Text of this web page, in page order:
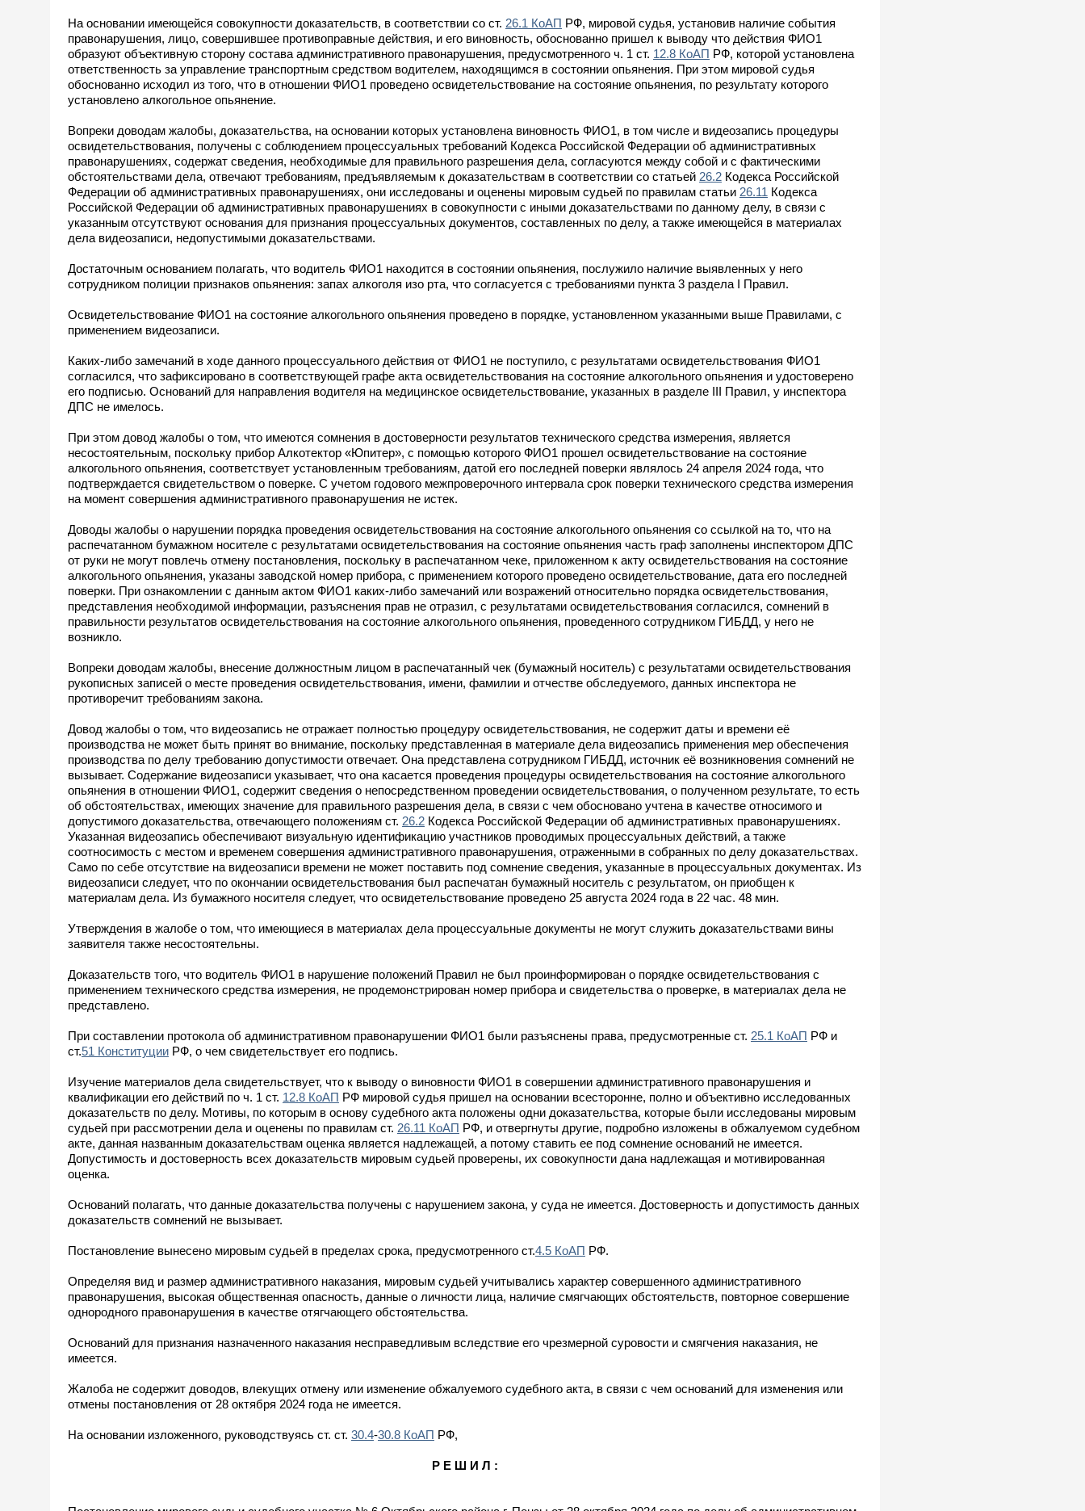
На основании имеющейся совокупности доказательств, в соответствии со ст. 26.1 КоАП РФ, мировой судья, установив наличие события
правонарушения, лицо, совершившее противоправные действия, и его виновность, обоснованно пришел к выводу что действия ФИО1
образуют объективную сторону состава административного правонарушения, предусмотренного ч. 1 ст. 12.8 КоАП РФ, которой установлена
ответственность за управление транспортным средством водителем, находящимся в состоянии опьянения. При этом мировой судья
обоснованно исходил из того, что в отношении ФИО1 проведено освидетельствование на состояние опьянения, по результату которого
установлено алкогольное опьянение.
Вопреки доводам жалобы, доказательства, на основании которых установлена виновность ФИО1, в том числе и видеозапись процедуры
освидетельствования, получены с соблюдением процессуальных требований Кодекса Российской Федерации об административных
правонарушениях, содержат сведения, необходимые для правильного разрешения дела, согласуются между собой и с фактическими
обстоятельствами дела, отвечают требованиям, предъявляемым к доказательствам в соответствии со статьей 26.2 Кодекса Российской
Федерации об административных правонарушениях, они исследованы и оценены мировым судьей по правилам статьи 26.11 Кодекса
Российской Федерации об административных правонарушениях в совокупности с иными доказательствами по данному делу, в связи с
указанным отсутствуют основания для признания процессуальных документов, составленных по делу, а также имеющейся в материалах
дела видеозаписи, недопустимыми доказательствами.
Достаточным основанием полагать, что водитель ФИО1 находится в состоянии опьянения, послужило наличие выявленных у него
сотрудником полиции признаков опьянения: запах алкоголя изо рта, что согласуется с требованиями пункта 3 раздела I Правил.
Освидетельствование ФИО1 на состояние алкогольного опьянения проведено в порядке, установленном указанными выше Правилами, с
применением видеозаписи.
Каких-либо замечаний в ходе данного процессуального действия от ФИО1 не поступило, с результатами освидетельствования ФИО1
согласился, что зафиксировано в соответствующей графе акта освидетельствования на состояние алкогольного опьянения и удостоверено
его подписью. Оснований для направления водителя на медицинское освидетельствование, указанных в разделе III Правил, у инспектора
ДПС не имелось.
При этом довод жалобы о том, что имеются сомнения в достоверности результатов технического средства измерения, является
несостоятельным, поскольку прибор Алкотектор «Юпитер», с помощью которого ФИО1 прошел освидетельствование на состояние
алкогольного опьянения, соответствует установленным требованиям, датой его последней поверки являлось 24 апреля 2024 года, что
подтверждается свидетельством о поверке. С учетом годового межпроверочного интервала срок поверки технического средства измерения
на момент совершения административного правонарушения не истек.
Доводы жалобы о нарушении порядка проведения освидетельствования на состояние алкогольного опьянения со ссылкой на то, что на
распечатанном бумажном носителе с результатами освидетельствования на состояние опьянения часть граф заполнены инспектором ДПС
от руки не могут повлечь отмену постановления, поскольку в распечатанном чеке, приложенном к акту освидетельствования на состояние
алкогольного опьянения, указаны заводской номер прибора, с применением которого проведено освидетельствование, дата его последней
поверки. При ознакомлении с данным актом ФИО1 каких-либо замечаний или возражений относительно порядка освидетельствования,
представления необходимой информации, разъяснения прав не отразил, с результатами освидетельствования согласился, сомнений в
правильности результатов освидетельствования на состояние алкогольного опьянения, проведенного сотрудником ГИБДД, у него не
возникло.
Вопреки доводам жалобы, внесение должностным лицом в распечатанный чек (бумажный носитель) с результатами освидетельствования
рукописных записей о месте проведения освидетельствования, имени, фамилии и отчестве обследуемого, данных инспектора не
противоречит требованиям закона.
Довод жалобы о том, что видеозапись не отражает полностью процедуру освидетельствования, не содержит даты и времени её
производства не может быть принят во внимание, поскольку представленная в материале дела видеозапись применения мер обеспечения
производства по делу требованию допустимости отвечает. Она представлена сотрудником ГИБДД, источник её возникновения сомнений не
вызывает. Содержание видеозаписи указывает, что она касается проведения процедуры освидетельствования на состояние алкогольного
опьянения в отношении ФИО1, содержит сведения о непосредственном проведении освидетельствования, о полученном результате, то есть
об обстоятельствах, имеющих значение для правильного разрешения дела, в связи с чем обосновано учтена в качестве относимого и
допустимого доказательства, отвечающего положениям ст. 26.2 Кодекса Российской Федерации об административных правонарушениях.
Указанная видеозапись обеспечивают визуальную идентификацию участников проводимых процессуальных действий, а также
соотносимость с местом и временем совершения административного правонарушения, отраженными в собранных по делу доказательствах.
Само по себе отсутствие на видеозаписи времени не может поставить под сомнение сведения, указанные в процессуальных документах. Из
видеозаписи следует, что по окончании освидетельствования был распечатан бумажный носитель с результатом, он приобщен к
материалам дела. Из бумажного носителя следует, что освидетельствование проведено 25 августа 2024 года в 22 час. 48 мин.
Утверждения в жалобе о том, что имеющиеся в материалах дела процессуальные документы не могут служить доказательствами вины
заявителя также несостоятельны.
Доказательств того, что водитель ФИО1 в нарушение положений Правил не был проинформирован о порядке освидетельствования с
применением технического средства измерения, не продемонстрирован номер прибора и свидетельства о проверке, в материалах дела не
представлено.
При составлении протокола об административном правонарушении ФИО1 были разъяснены права, предусмотренные ст. 25.1 КоАП РФ и
ст.51 Конституции РФ, о чем свидетельствует его подпись.
Изучение материалов дела свидетельствует, что к выводу о виновности ФИО1 в совершении административного правонарушения и
квалификации его действий по ч. 1 ст. 12.8 КоАП РФ мировой судья пришел на основании всесторонне, полно и объективно исследованных
доказательств по делу. Мотивы, по которым в основу судебного акта положены одни доказательства, которые были исследованы мировым
судьей при рассмотрении дела и оценены по правилам ст. 26.11 КоАП РФ, и отвергнуты другие, подробно изложены в обжалуемом судебном
акте, данная названным доказательствам оценка является надлежащей, а потому ставить ее под сомнение оснований не имеется.
Допустимость и достоверность всех доказательств мировым судьей проверены, их совокупности дана надлежащая и мотивированная
оценка.
Оснований полагать, что данные доказательства получены с нарушением закона, у суда не имеется. Достоверность и допустимость данных
доказательств сомнений не вызывает.
Постановление вынесено мировым судьей в пределах срока, предусмотренного ст.4.5 КоАП РФ.
Определяя вид и размер административного наказания, мировым судьей учитывались характер совершенного административного
правонарушения, высокая общественная опасность, данные о личности лица, наличие смягчающих обстоятельств, повторное совершение
однородного правонарушения в качестве отягчающего обстоятельства.
Оснований для признания назначенного наказания несправедливым вследствие его чрезмерной суровости и смягчения наказания, не
имеется.
Жалоба не содержит доводов, влекущих отмену или изменение обжалуемого судебного акта, в связи с чем оснований для изменения или
отмены постановления от 28 октября 2024 года не имеется.
На основании изложенного, руководствуясь ст. ст. 30.4-30.8 КоАП РФ,
Р Е Ш И Л :